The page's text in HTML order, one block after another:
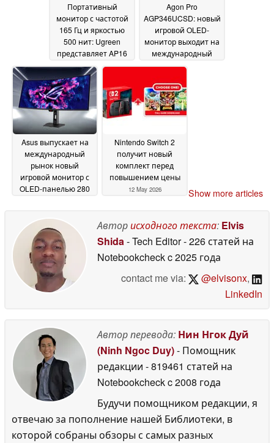
Портативный
монитор с частотой
165 Гц и яркостью
500 нит: Ugreen
представляет AP16
14 May 2026
Agon Pro
AGP346UCSD: новый
игровой OLED-
монитор выходит на
международный
рынок раньше, чем
Asus выпускает на
международный
рынок новый
игровой монитор с
OLED-панелью 280
Nintendo Switch 2
получит новый
комплект перед
повышением цены
12 May 2026 Show more articles
Авторисходного текста: Elvis
Shida- Tech Editor- 226 статей на
Notebookcheckc 2025 года
contact me via:
@elvisonx,
LinkedIn
Автор перевода: Нин Нгок Дуй
(Ninh Ngoc Duy)- Помощник
редакции - 819461 статей на
Notebookcheckc 2008 года
Будучи помощником редакции, я
отвечаю за пополнение нашей Библиотеки, в
которой собраны обзоры с самых разных